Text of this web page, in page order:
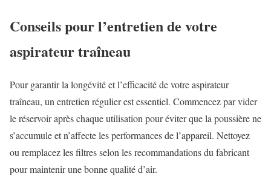
Conseils pour l’entretien de votre
aspirateur traîneau
Pour garantir la longévité et l’efficacité de votre aspirateur
traîneau, un entretien régulier est essentiel. Commencez par vider
le réservoir après chaque utilisation pour éviter que la poussière ne
s’accumule et n’affecte les performances de l’appareil. Nettoyez
ou remplacez les filtres selon les recommandations du fabricant
pour maintenir une bonne qualité d’air.